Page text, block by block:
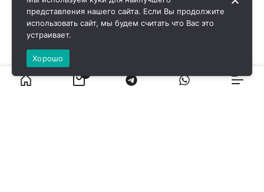
представления нашего сайта. Если Вы продолжите
использовать сайт, мы будем считать что Вас это
устраивает.
Хорошо